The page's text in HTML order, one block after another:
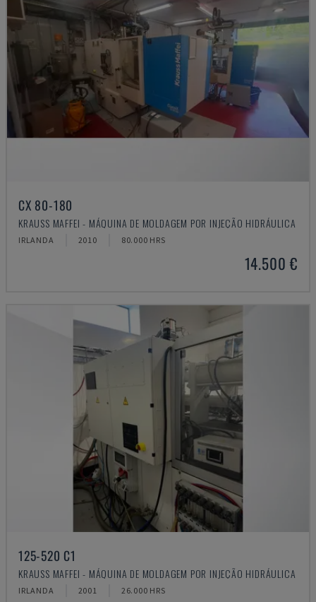
CX 80-180
KRAUSS MAFFEI - MÁQUINA DE MOLDAGEM POR INJEÇÃO HIDRÁULICA
IRLANDA 2010 80.000 HRS
14.500 €
125-520 C1
KRAUSS MAFFEI - MÁQUINA DE MOLDAGEM POR INJEÇÃO HIDRÁULICA
IRLANDA 2001 26.000 HRS